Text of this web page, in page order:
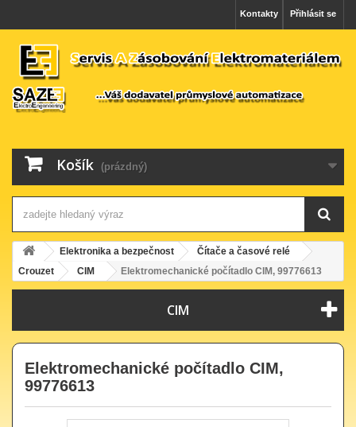
Přihlásit se
Kontakty
Košík (prázdný)
Elektronika a bezpečnost
Čítače a časové relé
Crouzet
CIM Elektromechanické počítadlo CIM, 99776613
CIM
Elektromechanické počítadlo CIM,
99776613